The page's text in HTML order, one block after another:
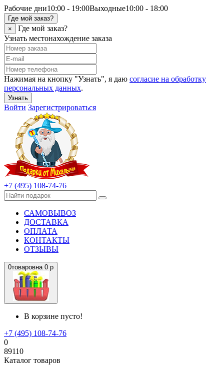
Рабочие дни10:00 - 19:00Выходные10:00 - 18:00
Где мой заказ?
×
Где мой заказ?
Узнать местонахождение заказа
Нажимая на кнопку "Узнать", я даю согласие на обработку
персональных данных.
Узнать
Войти Зарегистрироваться
+7 (495) 108-74-76
САМОВЫВОЗ
ДОСТАВКА
ОПЛАТА
КОНТАКТЫ
ОТЗЫВЫ
0товаровна 0 р
В корзине пусто!
+7 (495) 108-74-76
0
89110
Каталог товаров